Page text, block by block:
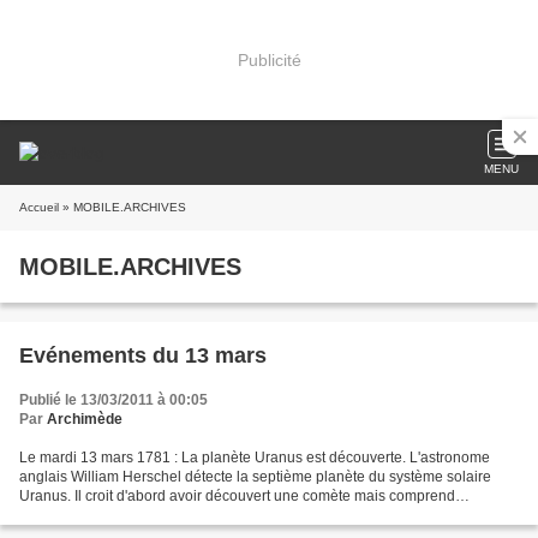
Publicité
MENU
Accueil » MOBILE.ARCHIVES
MOBILE.ARCHIVES
Evénements du 13 mars
Publié le 13/03/2011 à 00:05
Par Archimède
Le mardi 13 mars 1781 : La planète Uranus est découverte. L'astronome
anglais William Herschel détecte la septième planète du système solaire
Uranus. Il croit d'abord avoir découvert une comète mais comprend